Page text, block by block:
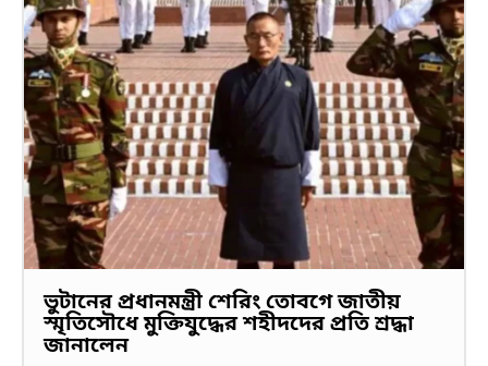
ভুটানের প্রধানমন্ত্রী শেরিং তোবগে জাতীয়
স্মৃতিসৌধে মুক্তিযুদ্ধের শহীদদের প্রতি শ্রদ্ধা
জানালেন